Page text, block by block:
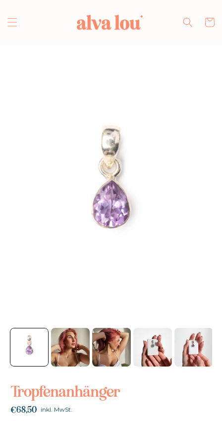
Inhalt
Tropfenanhänger
€68,50 inkl. MwSt.